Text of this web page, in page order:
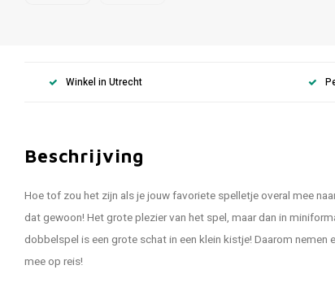
Winkel in Utrecht
Beschrijving
Hoe tof zou het zijn als je jouw favoriete spelletje overal mee
dat gewoon! Het grote plezier van het spel, maar dan in
dobbelspel is een grote schat in een klein kistje! Daarom
mee op reis!